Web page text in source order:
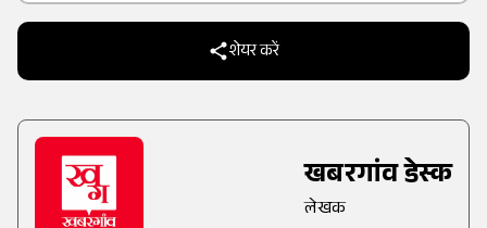
Trusted Source on
शेयर करें
खबरगांव डेस्क
लेखक